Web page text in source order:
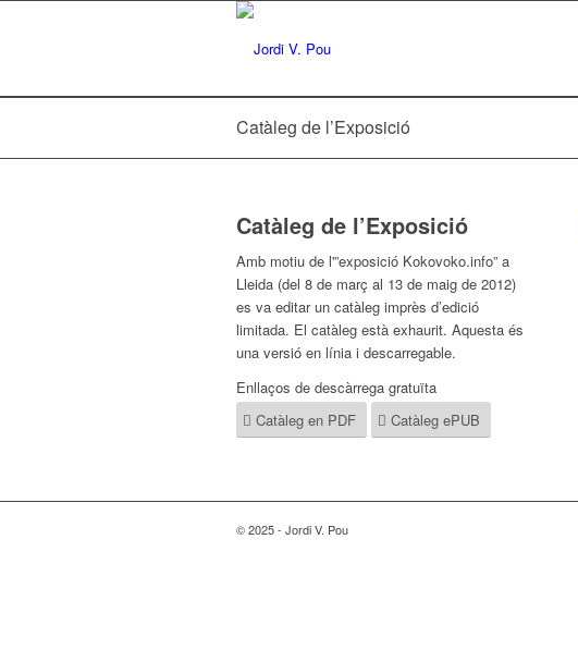
Catàleg de l’Exposició
Catàleg de l’Exposició
Amb motiu de l'”exposició Kokovoko.info” a
Lleida (del 8 de març al 13 de maig de 2012)
es va editar un catàleg imprès d’edició
limitada. El catàleg està exhaurit. Aquesta és
una versió en línia i descarregable.
Enllaços de descàrrega gratuïta
Catàleg en PDF
Catàleg ePUB
© 2025 - Jordi V. Pou